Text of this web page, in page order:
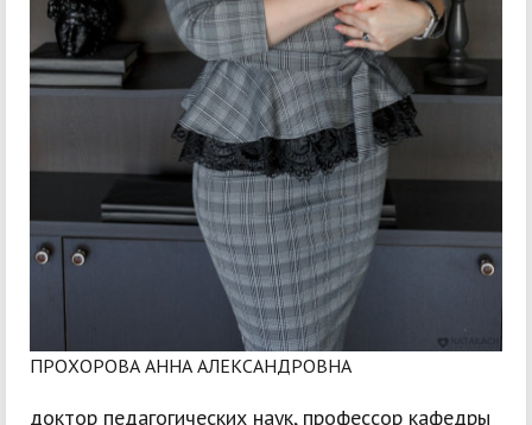
ПРОХОРОВА АННА АЛЕКСАНДРОВНА
доктор педагогических наук, профессор кафедры